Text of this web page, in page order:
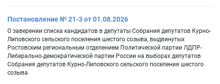
Постановление № 21-3 от 01.08.2026
О заверении списка кандидатов в депутаты Собрания депутатов Курно-
Липовского сельского поселения шестого созыва, выдвинутых
Ростовским региональным отделением Политической партии ЛДПР-
Либерально-демократической партии России на выборах депутатов
Собрания депутатов Курно-Липовского сельского поселения шестого
созыва